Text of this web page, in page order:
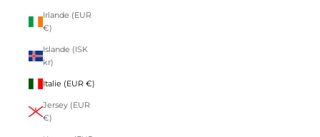
Irlande (EUR
€)
Islande (ISK
kr)
Italie (EUR €)
Jersey (EUR
€)